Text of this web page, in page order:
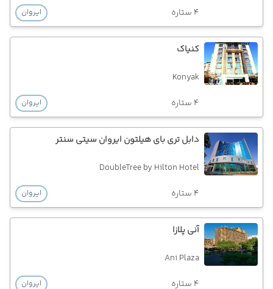
4 ستاره
ایروان
کنیاک
Konyak
4 ستاره
ایروان
دابل تری بای هیلتون ایروان سیتی سنتر
DoubleTree by Hilton Hotel
4 ستاره
ایروان
آنی پلازا
Ani Plaza
4 ستاره
ایروان